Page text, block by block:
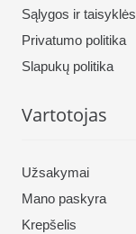
Sąlygos ir taisyklės
Privatumo politika
Slapukų politika
Vartotojas
Užsakymai
Mano paskyra
Krepšelis